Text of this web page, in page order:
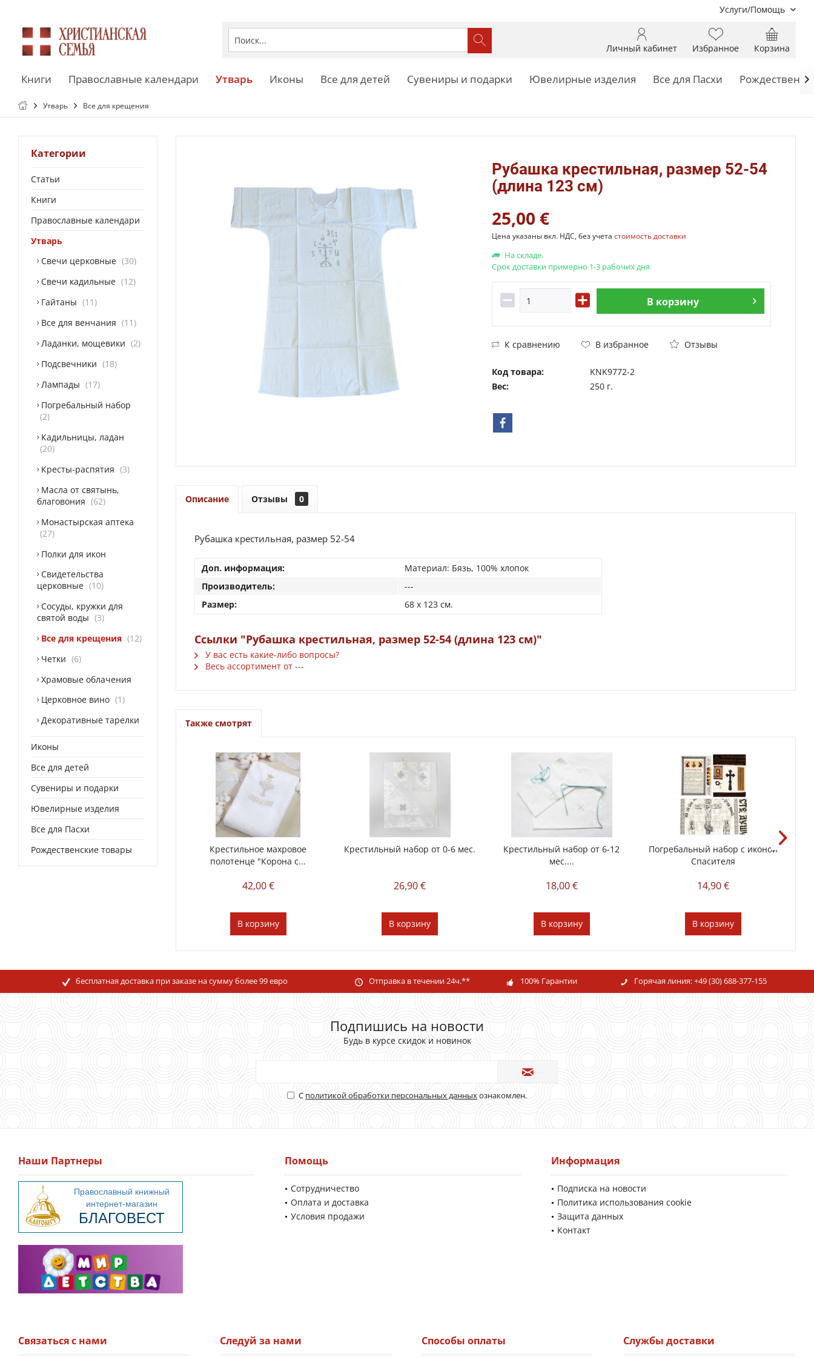
Услуги/Помощь
Корзина
Избранное
Личный кабинет
Книги Православные календари Утварь Иконы Все для детей Сувениры и подарки Ювелирные изделия Все для Пасхи 
Утварь Все для крещения
Категории
Статьи
Книги
Православные календари
Утварь
Свечи церковные
30
Свечи кадильные
12
Гайтаны
11
Все для венчания
11
Ладанки, мощевики
2
Подсвечники
18
Лампады
17
Погребальный набор
2
Кадильницы, ладан
20
Кресты-распятия
3
Масла от святынь,
благовония
62
Монастырская аптека
27
Полки для икон
Свидетельства
церковные
10
Сосуды, кружки для
святой воды
3
Все для крещения
12
Четки
6
Храмовые облачения
Церковное вино
1
Декоративные тарелки
Иконы
Все для детей
Сувениры и подарки
Ювелирные изделия
Все для Пасхи
Рождественские товары
Рубашка крестильная, размер 52-54
(длина 123 см)
25,00 €
Цена указаны вкл. НДС, без учета стоимость доставки
На складе.
Срок доставки примерно 1-3 рабочих дня
В корзину
К сравнению В избранное Отзывы
Код товара:
KNK9772-2
Вес:
250 г.
Описание Отзывы 0
Рубашка крестильная, размер 52-54
Доп. информация:
Материал: Бязь, 100% хлопок
Производитель:
---
Размер:
68 x 123 см.
Ссылки "Рубашка крестильная, размер 52-54 (длина 123 см)"
У вас есть какие-либо вопросы?
Весь ассортимент от ---
Также смотрят
Крестильное махровoe
полотенце "Корона с...
42,00 €
В корзину
Крестильный набор от 0-6 мес.
26,90 €
В корзину
Крестильный набор от 6-12
мес....
18,00 €
В корзину
Погребальный набор с иконой
Спасителя
14,90 €
В корзину
бесплатная доставка при заказе на сумму более 99 евро Отправка в течении 24ч.** 100% Гарантии Горячая линия:+49 (30) 688-377-155
Подпишись на новости
Будь в курсе скидок и новинок
С политикой обработки персональных данныхознакомлен.
Наши Партнеры Помощь
Сотрудничество
Оплата и доставка
Условия продажи
Информация
Подписка на новости
Политика использования cookie
Защита данных
Контакт
Связаться с нами Следуй за нами Способы оплаты Службы доставки